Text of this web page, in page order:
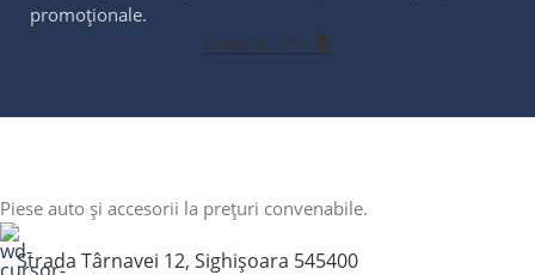
promoționale.
Creează cont
Piese auto și accesorii la prețuri convenabile.
Strada Târnavei 12, Sighișoara 545400